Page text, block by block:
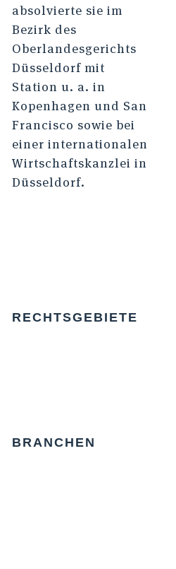
absolvierte sie im
Bezirk des
Oberlandesgerichts
Düsseldorf mit
Station u. a. in
Kopenhagen und San
Francisco sowie bei
einer internationalen
Wirtschaftskanzlei in
Düsseldorf.
RECHTSGEBIETE
BRANCHEN